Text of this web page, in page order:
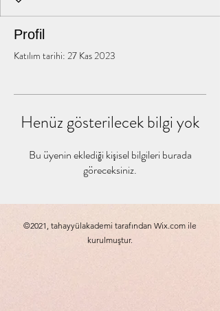
Profil
Katılım tarihi: 27 Kas 2023
Henüz gösterilecek bilgi yok
Bu üyenin eklediği kişisel bilgileri burada
göreceksiniz.
©2021, tahayyülakademi tarafından Wix.com ile
kurulmuştur.